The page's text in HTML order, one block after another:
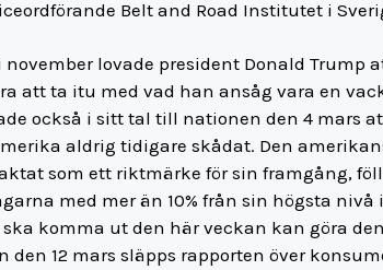
Belt and Road Institutet i
november lovade president Donald Trump
att ta itu med vad han ansåg vara en
också i sitt tal till nationen den 4 mars
aldrig tidigare skådat. Den
som ett riktmärke för sin framgång,
med mer än 10% från sin högsta nivå
komma ut den här veckan kan göra
den 12 mars släpps rapporten över